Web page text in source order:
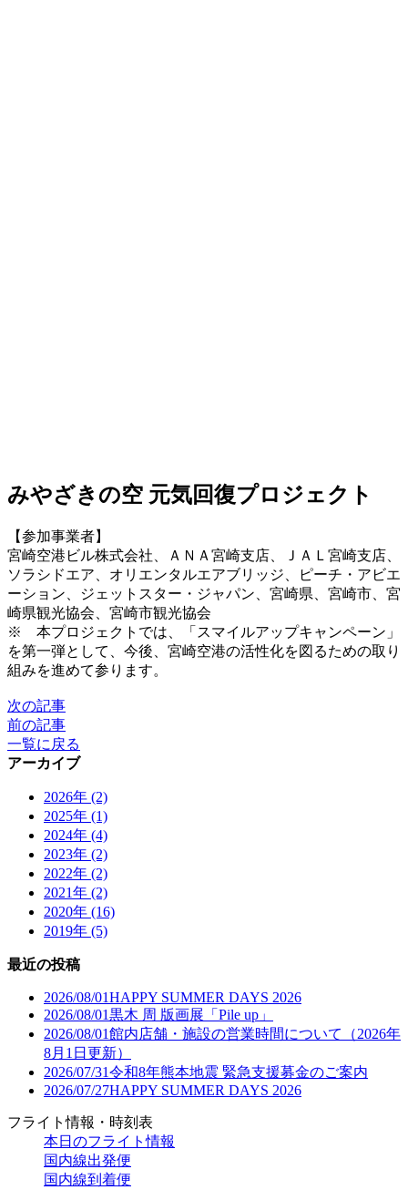
みやざきの空 元気回復プロジェクト
【参加事業者】
宮崎空港ビル株式会社、ＡＮＡ宮崎支店、ＪＡＬ宮崎支店、
ソラシドエア、オリエンタルエアブリッジ、ピーチ・アビエ
ーション、ジェットスター・ジャパン、宮崎県、宮崎市、宮
崎県観光協会、宮崎市観光協会
※ 本プロジェクトでは、「スマイルアップキャンペーン」
を第一弾として、今後、宮崎空港の活性化を図るための取り
組みを進めて参ります。
次の記事
前の記事
一覧に戻る
アーカイブ
2026年 (2)
2025年 (1)
2024年 (4)
2023年 (2)
2022年 (2)
2021年 (2)
2020年 (16)
2019年 (5)
最近の投稿
2026/08/01HAPPY SUMMER DAYS 2026
2026/08/01黒木 周 版画展「Pile up」
2026/08/01館内店舗・施設の営業時間について（2026年
8月1日更新）
2026/07/31令和8年熊本地震 緊急支援募金のご案内
2026/07/27HAPPY SUMMER DAYS 2026
フライト情報・時刻表
本日のフライト情報
国内線出発便
国内線到着便